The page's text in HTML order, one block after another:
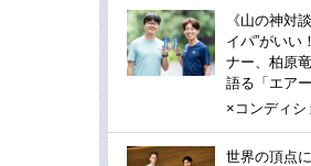
《山の神対
イパ”がいい
ナー、柏原
語る「エアー
×コンディシ
世界の頂点